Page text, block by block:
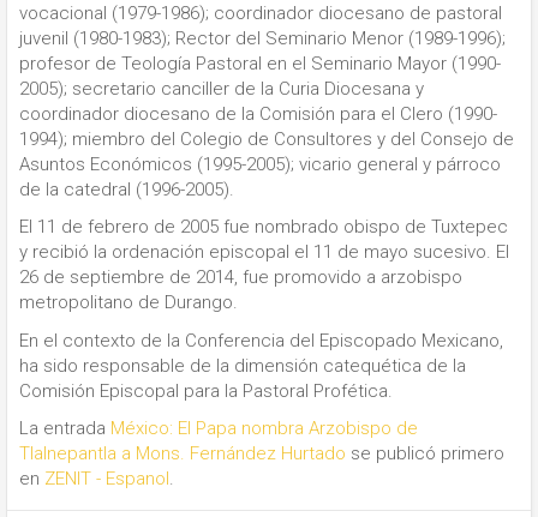
vocacional (1979-1986); coordinador diocesano de pastoral
juvenil (1980-1983); Rector del Seminario Menor (1989-1996);
profesor de Teología Pastoral en el Seminario Mayor (1990-
2005); secretario canciller de la Curia Diocesana y
coordinador diocesano de la Comisión para el Clero (1990-
1994); miembro del Colegio de Consultores y del Consejo de
Asuntos Económicos (1995-2005); vicario general y párroco
de la catedral (1996-2005).
El 11 de febrero de 2005 fue nombrado obispo de Tuxtepec
y recibió la ordenación episcopal el 11 de mayo sucesivo. El
26 de septiembre de 2014, fue promovido a arzobispo
metropolitano de Durango.
En el contexto de la Conferencia del Episcopado Mexicano,
ha sido responsable de la dimensión catequética de la
Comisión Episcopal para la Pastoral Profética.
La entrada México: El Papa nombra Arzobispo de
Tlalnepantla a Mons. Fernández Hurtado se publicó primero
en ZENIT - Espanol.